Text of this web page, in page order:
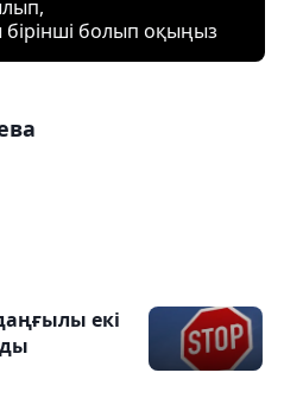
болып оқыңыз
екі